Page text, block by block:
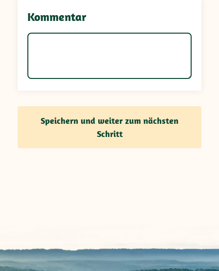
Kommentar
Speichern und weiter zum nächsten
Schritt